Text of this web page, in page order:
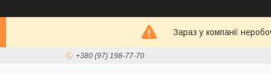
Зараз у компанії
+380 (97) 198-77-70